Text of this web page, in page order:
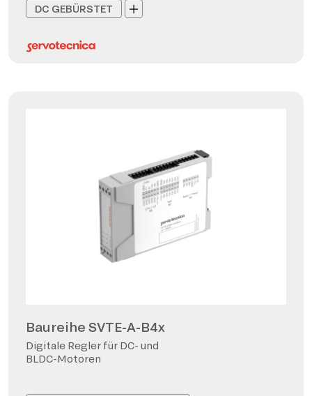
DC GEBÜRSTET
Baureihe SVTE-A-B4x
Digitale Regler für DC- und
BLDC-Motoren